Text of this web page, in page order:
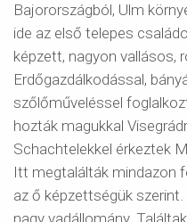
Bajorországból, Ulm
ide az első telepes
képzett, nagyon vallásos,
Erdőgazdálkodással,
szőlőműveléssel
hozták magukkal
Schachtelekkel érkeztek
Itt megtalálták mindazon
az ő képzettségük
nagy vadállomány.